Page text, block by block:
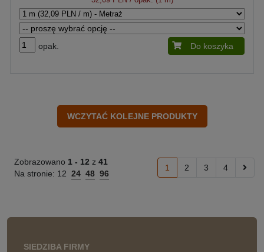
opak. Do koszyka
Zobrazowano 1 - 12 z 41
Na stronie: 12 24 48 96
1 2 3 4
SIEDZIBA FIRMY